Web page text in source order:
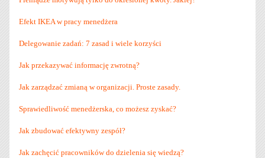
Efekt IKEA w pracy menedżera
Delegowanie zadań: 7 zasad i wiele korzyści
Jak przekazywać informację zwrotną?
Jak zarządzać zmianą w organizacji. Proste zasady.
Sprawiedliwość menedżerska, co możesz zyskać?
Jak zbudować efektywny zespół?
Jak zachęcić pracowników do dzielenia się wiedzą?